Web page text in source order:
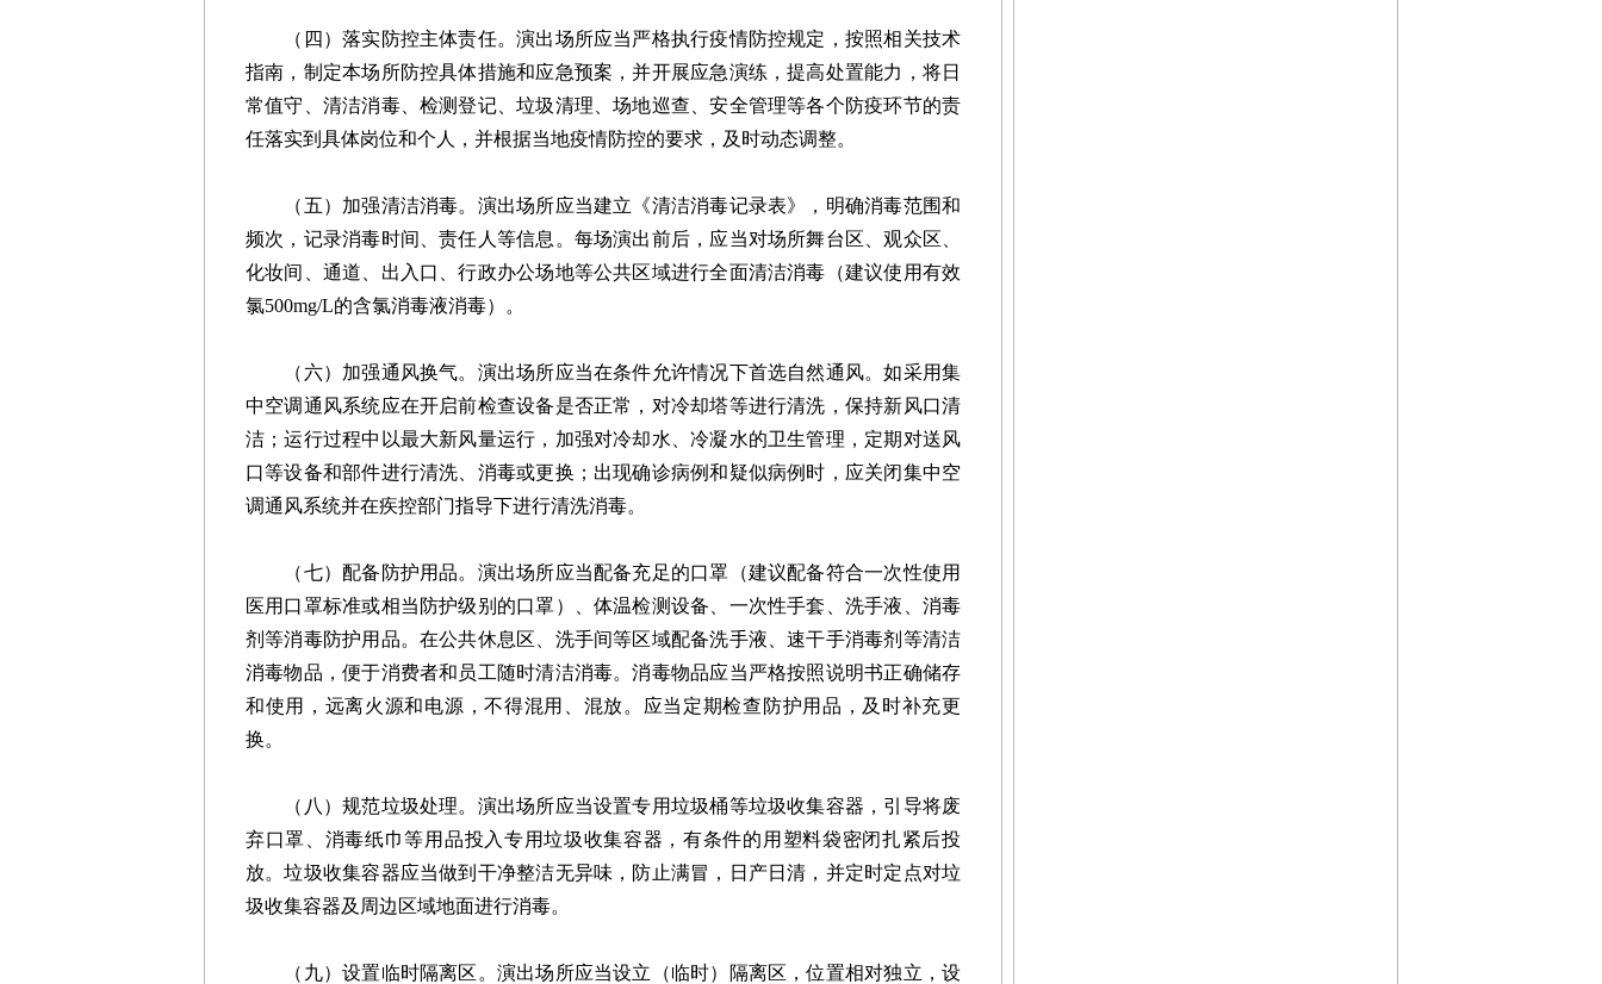
（四）落实防控主体责任。演出场所应当严格执行疫情防控规定，按照相关技术
指南，制定本场所防控具体措施和应急预案，并开展应急演练，提高处置能力，将日
常值守、清洁消毒、检测登记、垃圾清理、场地巡查、安全管理等各个防疫环节的责
任落实到具体岗位和个人，并根据当地疫情防控的要求，及时动态调整。
（五）加强清洁消毒。演出场所应当建立《清洁消毒记录表》，明确消毒范围和
频次，记录消毒时间、责任人等信息。每场演出前后，应当对场所舞台区、观众区、
化妆间、通道、出入口、行政办公场地等公共区域进行全面清洁消毒（建议使用有效
氯500mg/L的含氯消毒液消毒）。
（六）加强通风换气。演出场所应当在条件允许情况下首选自然通风。如采用集
中空调通风系统应在开启前检查设备是否正常，对冷却塔等进行清洗，保持新风口清
洁；运行过程中以最大新风量运行，加强对冷却水、冷凝水的卫生管理，定期对送风
口等设备和部件进行清洗、消毒或更换；出现确诊病例和疑似病例时，应关闭集中空
调通风系统并在疾控部门指导下进行清洗消毒。
（七）配备防护用品。演出场所应当配备充足的口罩（建议配备符合一次性使用
医用口罩标准或相当防护级别的口罩）、体温检测设备、一次性手套、洗手液、消毒
剂等消毒防护用品。在公共休息区、洗手间等区域配备洗手液、速干手消毒剂等清洁
消毒物品，便于消费者和员工随时清洁消毒。消毒物品应当严格按照说明书正确储存
和使用，远离火源和电源，不得混用、混放。应当定期检查防护用品，及时补充更
换。
（八）规范垃圾处理。演出场所应当设置专用垃圾桶等垃圾收集容器，引导将废
弃口罩、消毒纸巾等用品投入专用垃圾收集容器，有条件的用塑料袋密闭扎紧后投
放。垃圾收集容器应当做到干净整洁无异味，防止满冒，日产日清，并定时定点对垃
圾收集容器及周边区域地面进行消毒。
（九）设置临时隔离区。演出场所应当设立（临时）隔离区，位置相对独立，设